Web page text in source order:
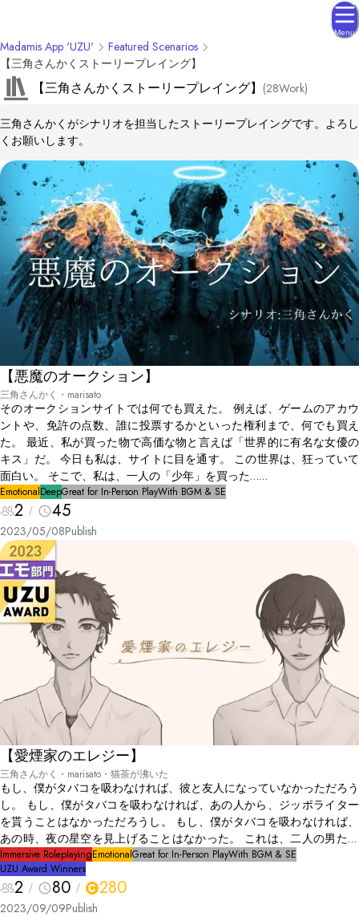
Menu
Madamis App 'UZU'
Featured Scenarios
【三角さんかくストーリープレイング】
【三角さんかくストーリープレイング】 (28Work)
三角さんかくがシナリオを担当したストーリープレイングです。よろし
くお願いします。
【悪魔のオークション】
三角さんかく・marisato
そのオークションサイトでは何でも買えた。 例えば、ゲームのアカウ
ントや、免許の点数、誰に投票するかといった権利まで、何でも買え
た。 最近、私が買った物で高価な物と言えば「世界的に有名な女優の
キス」だ。 今日も私は、サイトに目を通す。 この世界は、狂っていて
面白い。 そこで、私は、一人の「少年」を買った……
EmotionalDeepGreat for In-Person PlayWith BGM & SE
2 45
2023/05/08Publish
【愛煙家のエレジー】
三角さんかく・marisato・猫茶が沸いた
もし、僕がタバコを吸わなければ、彼と友人になっていなかっただろう
し。 もし、僕がタバコを吸わなければ、あの人から、ジッポライター
を貰うことはなかっただろうし。 もし、僕がタバコを吸わなければ、
あの時、夜の星空を見上げることはなかった。 これは、二人の男たち
が紡ぐ、友情の物語。
Immersive RoleplayingEmotionalGreat for In-Person PlayWith BGM & SE
UZU Award Winners
2 80 280
2023/09/09Publish